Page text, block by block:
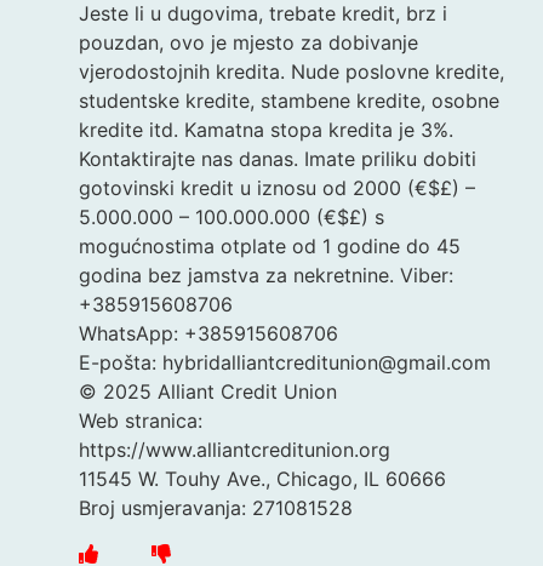
Jeste li u dugovima, trebate kredit, brz i
pouzdan, ovo je mjesto za dobivanje
vjerodostojnih kredita. Nude poslovne kredite,
studentske kredite, stambene kredite, osobne
kredite itd. Kamatna stopa kredita je 3%.
Kontaktirajte nas danas. Imate priliku dobiti
gotovinski kredit u iznosu od 2000 (€$£) –
5.000.000 – 100.000.000 (€$£) s
mogućnostima otplate od 1 godine do 45
godina bez jamstva za nekretnine. Viber:
+385915608706
WhatsApp: +385915608706
E-pošta: hybridalliantcreditunion@gmail.com
© 2025 Alliant Credit Union
Web stranica:
https://www.alliantcreditunion.org
11545 W. Touhy Ave., Chicago, IL 60666
Broj usmjeravanja: 271081528